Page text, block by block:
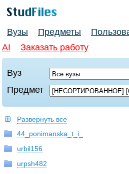
Вузы Предметы
AI
Заказать работу
Вуз
Предмет
Развернуть все
44_ponimanska_t_i_
urbil156
urpsh482